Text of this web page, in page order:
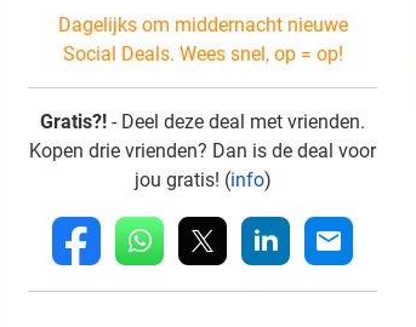
Dagelijks om middernacht nieuwe
Social Deals. Wees snel, op = op!
Gratis?! - Deel deze deal met vrienden.
Kopen drie vrienden? Dan is de deal voor
jou gratis! (info)
fb whatsapp linkedin mail